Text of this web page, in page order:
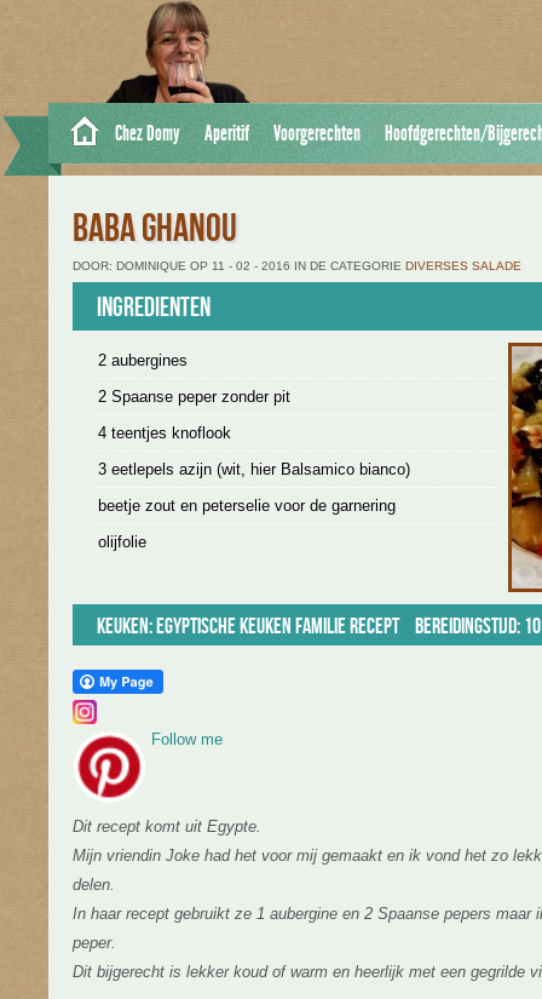
Chez Domy Aperitif Voorgerechten Hoofdgerechten/
BABA GHANOU
DOOR: DOMINIQUE OP 11 - 02 - 2016 IN DE CATEGORIE DIVERSES SALADE
Ingredienten
2 aubergines
2 Spaanse peper zonder pit
4 teentjes knoflook
3 eetlepels azijn (wit, hier Balsamico bianco)
beetje zout en peterselie voor de garnering
olijfolie
Keuken: Egyptische keuken Familie recept Bereidingstijd:
Follow me
Dit recept komt uit Egypte.
Mijn vriendin Joke had het voor mij gemaakt en ik vond het zo
delen.
In haar recept gebruikt ze 1 aubergine en 2 Spaanse pepers maar
peper.
Dit bijgerecht is lekker koud of warm en heerlijk met een gegrilde